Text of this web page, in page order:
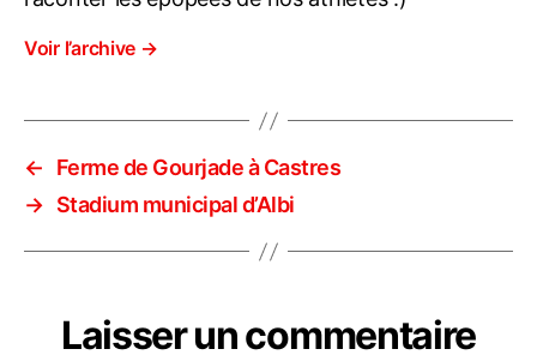
Voir l’archive →
←
Ferme de Gourjade à Castres
→ Stadium municipal d’Albi
Laisser un commentaire